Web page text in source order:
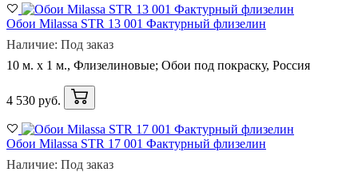
Обои Milassa STR 13 001 Фактурный флизелин
Наличие: Под заказ
10 м. x 1 м., Флизелиновые; Обои под покраску, Россия
4 530 руб.
Обои Milassa STR 17 001 Фактурный флизелин
Наличие: Под заказ